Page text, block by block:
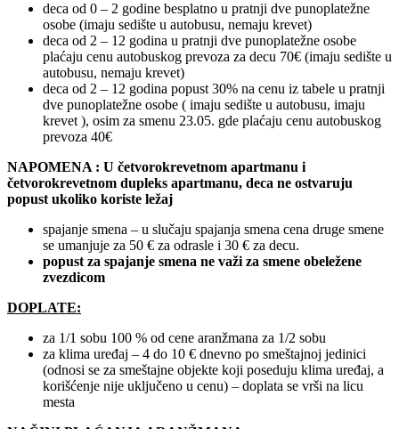
deca od 0 – 2 godine besplatno u pratnji dve punoplatežne
osobe (imaju sedište u autobusu, nemaju krevet)
deca od 2 – 12 godina u pratnji dve punoplatežne osobe
plaćaju cenu autobuskog prevoza za decu 70€ (imaju sedište u
autobusu, nemaju krevet)
deca od 2 – 12 godina popust 30% na cenu iz tabele u pratnji
dve punoplatežne osobe ( imaju sedište u autobusu, imaju
krevet ), osim za smenu 23.05. gde plaćaju cenu autobuskog
prevoza 40€
NAPOMENA : U četvorokrevetnom apartmanu i
četvorokrevetnom dupleks apartmanu, deca ne ostvaruju
popust ukoliko koriste ležaj
spajanje smena – u slučaju spajanja smena cena druge smene
se umanjuje za 50 € za odrasle i 30 € za decu.
popust za spajanje smena ne važi za smene obeležene
zvezdicom
DOPLATE:
za 1/1 sobu 100 % od cene aranžmana za 1/2 sobu
za klima uređaj – 4 do 10 € dnevno po smeštajnoj jedinici
(odnosi se za smeštajne objekte koji poseduju klima uređaj, a
korišćenje nije uključeno u cenu) – doplata se vrši na licu
mesta